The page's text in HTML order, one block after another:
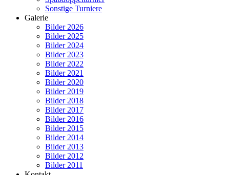
Sonstige Turniere
Galerie
Bilder 2026
Bilder 2025
Bilder 2024
Bilder 2023
Bilder 2022
Bilder 2021
Bilder 2020
Bilder 2019
Bilder 2018
Bilder 2017
Bilder 2016
Bilder 2015
Bilder 2014
Bilder 2013
Bilder 2012
Bilder 2011